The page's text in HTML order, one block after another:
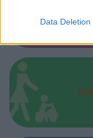
Data Deletion